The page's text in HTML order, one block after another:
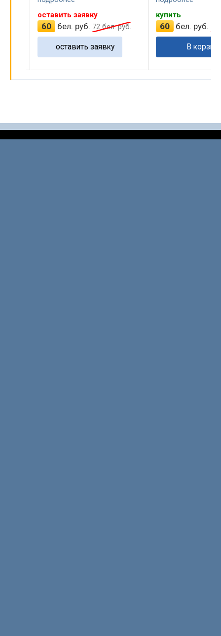
оставить заявку
60 бел. руб. 72бел. руб.
оставить заявку
купить
60 бел. руб.
В корзину